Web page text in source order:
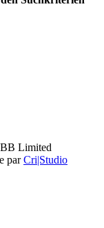
Limited
parCri|Studio